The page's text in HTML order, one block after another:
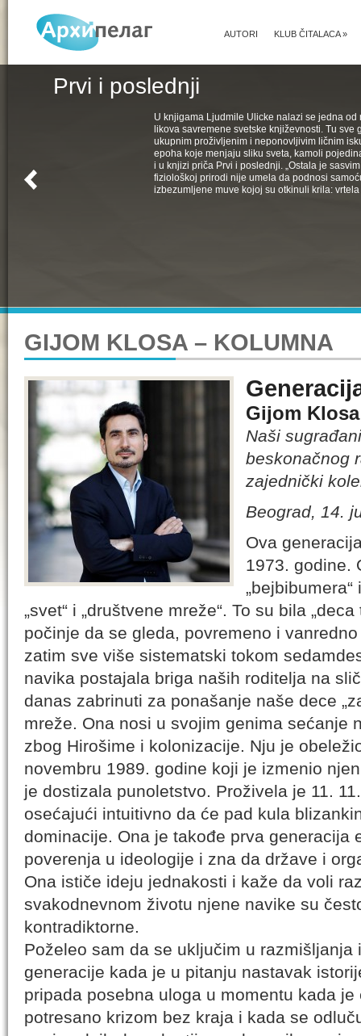
KLUB ČITALACA»
AUTORI
Prvi i poslednji
U knjigama Ljudmile Ulicke nalazi se jedna
likova savremene svetske književnosti. Tu sve
ukupnim proživljenim i neponovljivim ličnim
epoha koje menjaju sliku sveta, kamoli
i u knjizi priča Prvi i poslednji. „Ostala je
fiziološkoj prirodi nije umela da podnosi
izbezumljene muve kojoj su otkinuli krila:
GIJOM KLOSA – KOLUMNA
Gijom Klosa
Naši
beskonačnog
zajednički
Beograd, 14.
Ova
1973. godine.
„svet“ i „društvene mreže“. To su bila
počinje da se gleda, povremeno i
zatim sve više sistematski tokom
navika postajala briga naših roditelja na
danas zabrinuti za ponašanje naše dece
mreže. Ona nosi u svojim genima sećanje
zbog Hirošime i kolonizacije. Nju je
novembru 1989. godine koji je izmenio
je dostizala punoletstvo. Proživela je 11.
osećajući intuitivno da će pad kula
dominacije. Ona je takođe prva generacija
poverenja u ideologije i zna da države i
Ona ističe ideju jednakosti i kaže da voli
svakodnevnom životu njene navike su
kontradiktorne.
Poželeo sam da se uključim u
generacije kada je u pitanju nastavak
pripada posebna uloga u momentu kada
potresano krizom bez kraja i kada se